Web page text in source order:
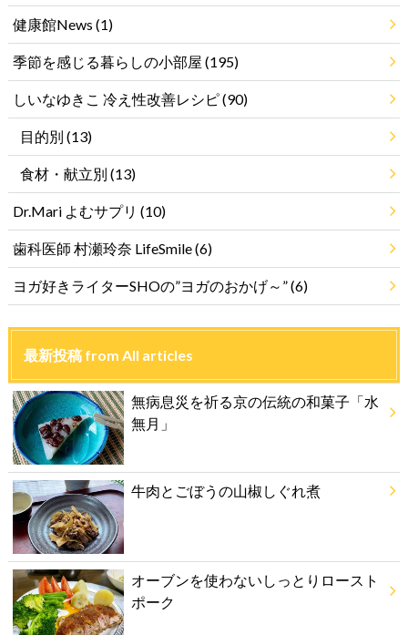
健康館News (1)
季節を感じる暮らしの小部屋 (195)
しいなゆきこ 冷え性改善レシピ(90)
目的別 (13)
食材・献立別 (13)
Dr.Mari よむサプリ (10)
歯科医師 村瀬玲奈 LifeSmile(6)
ヨガ好きライターSHOの”ヨガのおかげ～”(6)
最新投稿 from All articles
無病息災を祈る京の伝統の和菓子「水
無月」
牛肉とごぼうの山椒しぐれ煮
オーブンを使わないしっとりロースト
ポーク